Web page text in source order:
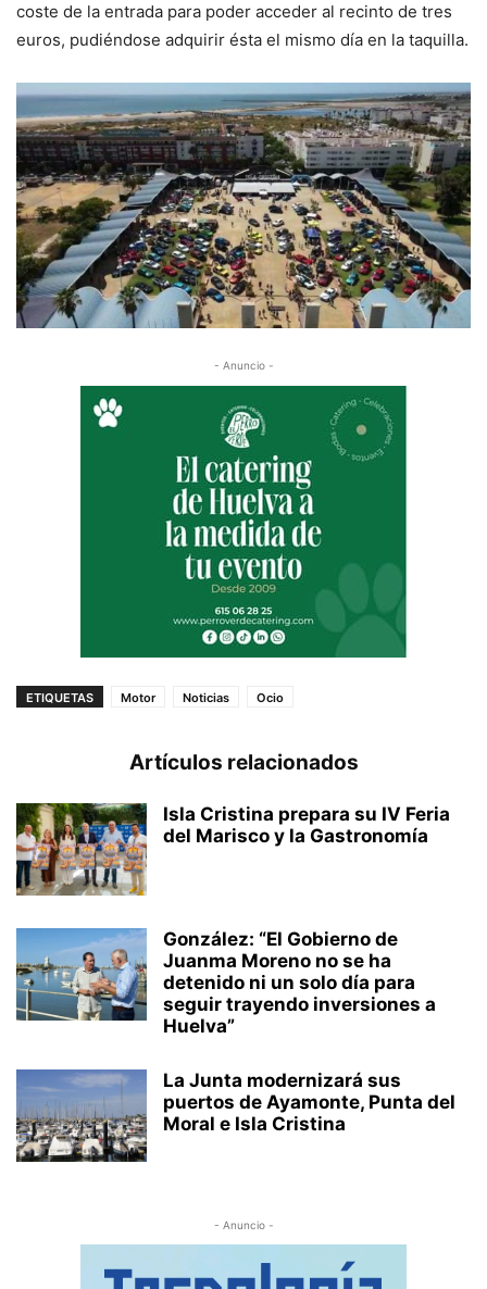
coste de la entrada para poder acceder al recinto de tres
euros, pudiéndose adquirir ésta el mismo día en la taquilla.
- Anuncio -
ETIQUETAS Motor Noticias Ocio
Artículos relacionados
Isla Cristina prepara su IV Feria
del Marisco y la Gastronomía
González: “El Gobierno de
Juanma Moreno no se ha
detenido ni un solo día para
seguir trayendo inversiones a
Huelva”
La Junta modernizará sus
puertos de Ayamonte, Punta del
Moral e Isla Cristina
- Anuncio -